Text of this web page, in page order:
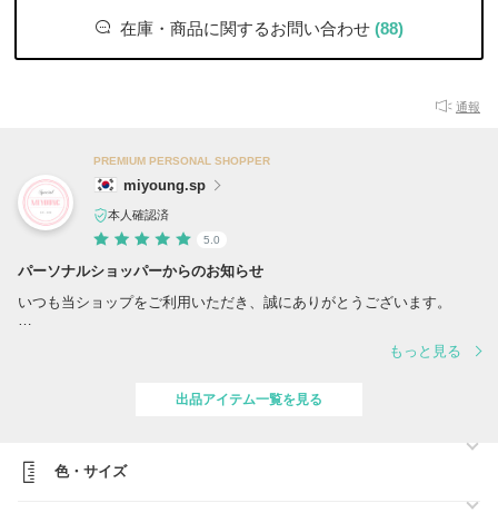
在庫・商品に関するお問い合わせ (88)
通報
PREMIUM PERSONAL SHOPPER
miyoung.sp
本人確認済
5.0
パーソナルショッパーからのお知らせ
いつも当ショップをご利用いただき、誠にありがとうございます。
〇新品・正規品のみを取り扱いしております。安心してお買い物を楽し
んで下さい。
もっと見る
出品アイテム一覧を見る
色・サイズ